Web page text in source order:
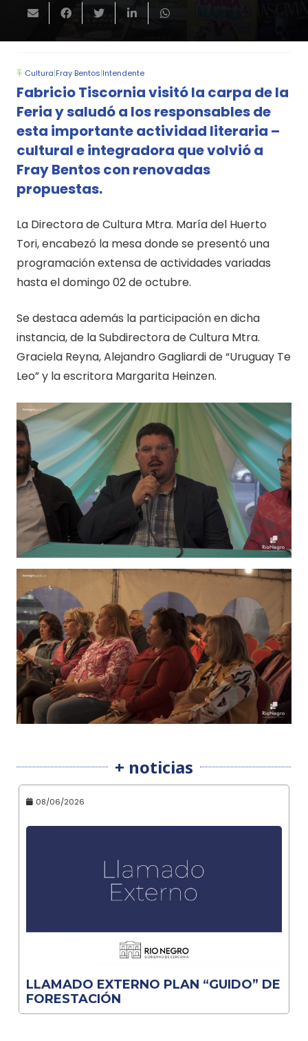
Cultura|Fray Bentos|Intendente
Fabricio Tiscornia visitó la carpa de la
Feria y saludó a los responsables de
esta importante actividad literaria –
cultural e integradora que volvió a
Fray Bentos con renovadas
propuestas.
La Directora de Cultura Mtra. María del Huerto
Tori, encabezó la mesa donde se presentó una
programación extensa de actividades variadas
hasta el domingo 02 de octubre.
Se destaca además la participación en dicha
instancia, de la Subdirectora de Cultura Mtra.
Graciela Reyna, Alejandro Gagliardi de “Uruguay Te
Leo” y la escritora Margarita Heinzen.
+ noticias
08/06/2026
LLAMADO EXTERNO PLAN “GUIDO” DE
FORESTACIÓN